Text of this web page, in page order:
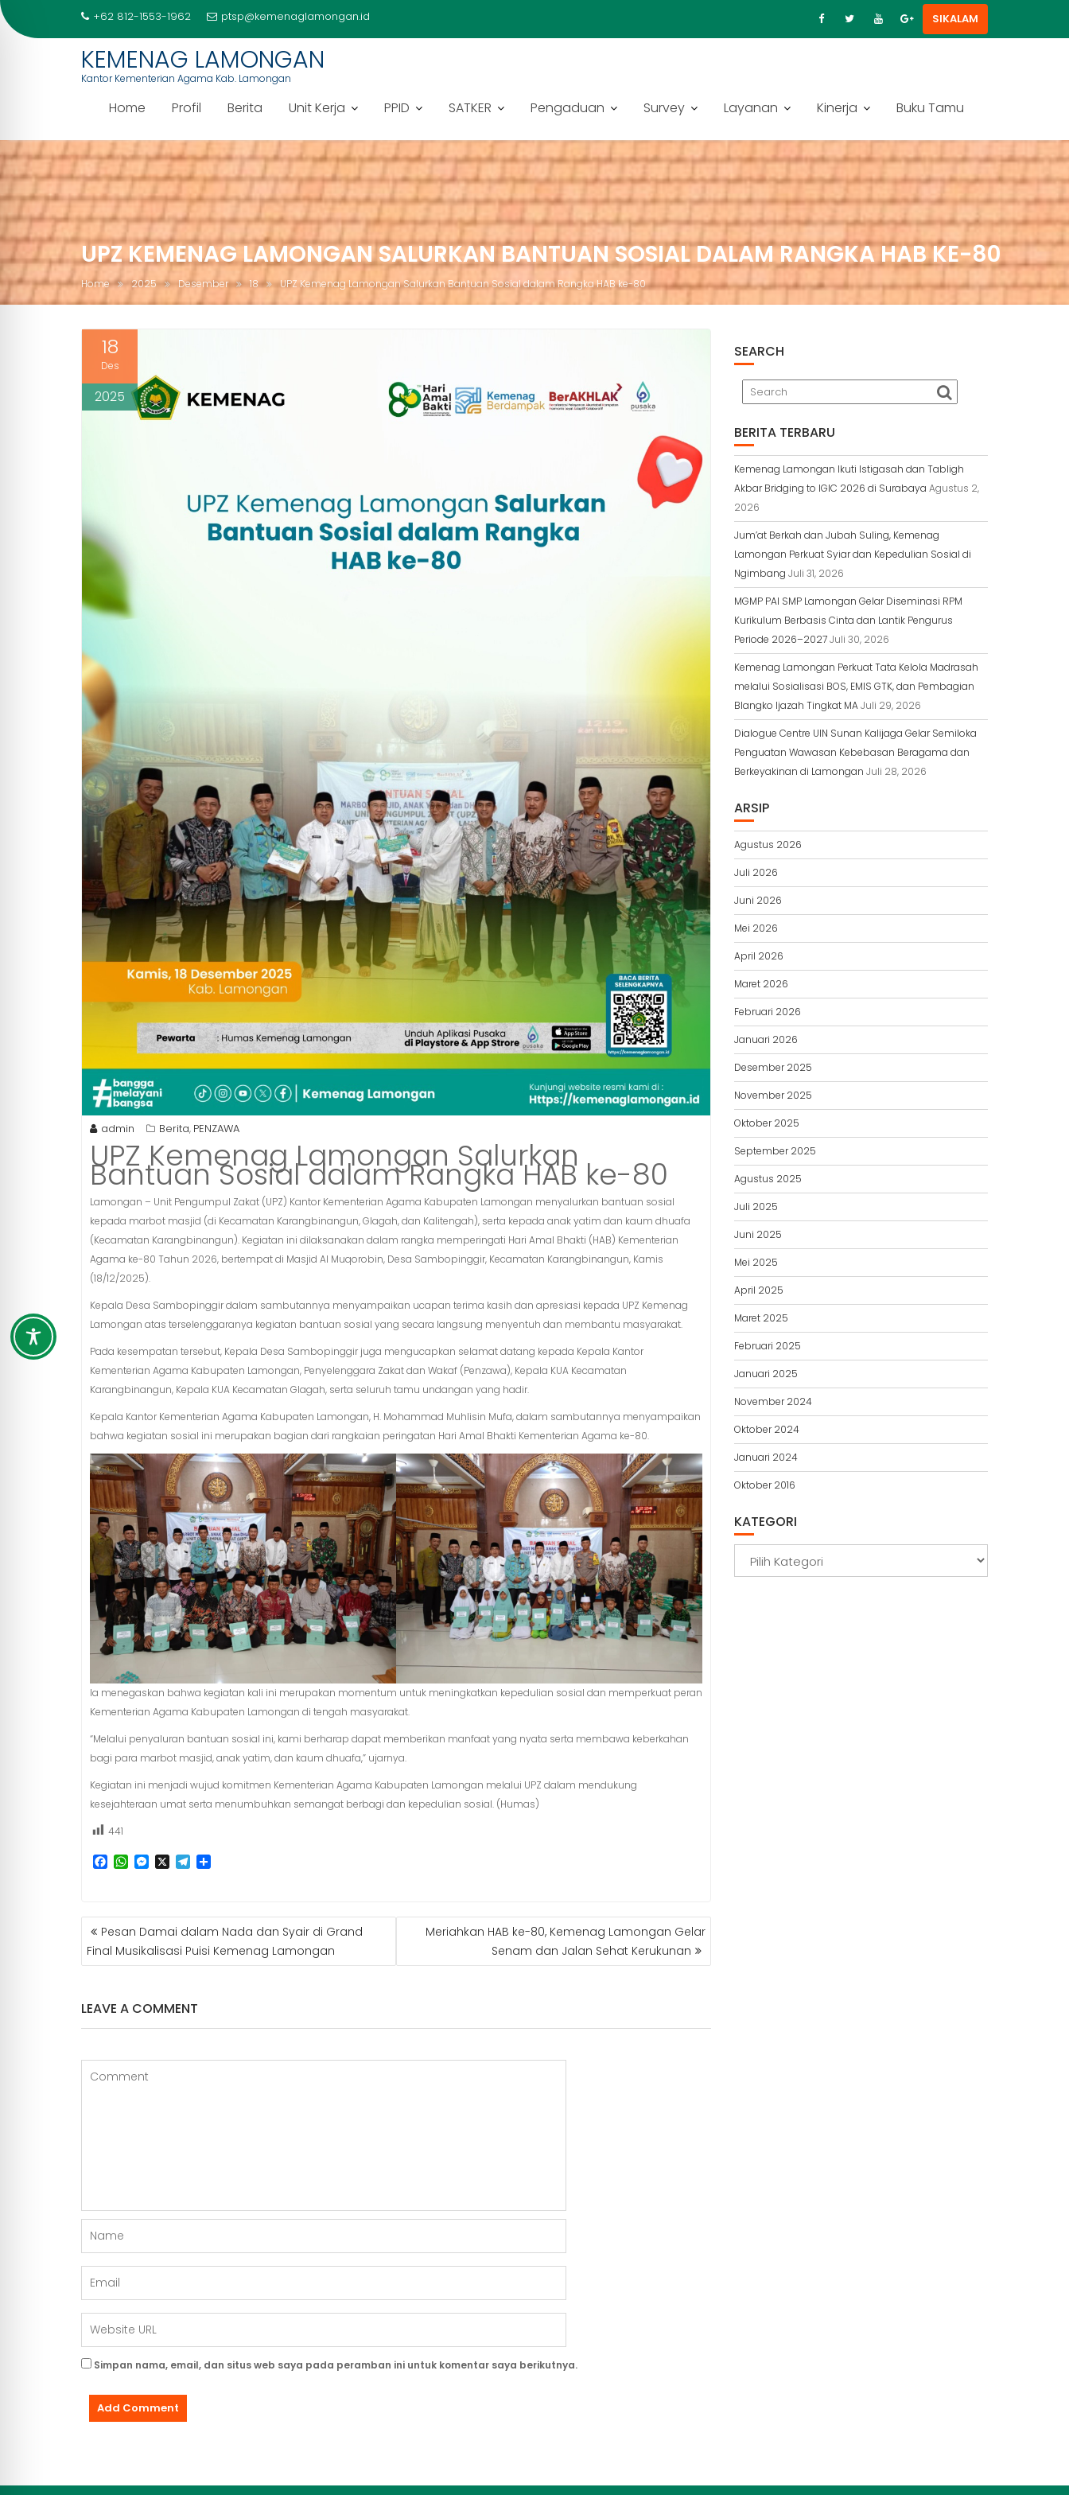
+62 812-1553-1962 ptsp@kemenaglamongan.id SIKALAM
KEMENAG LAMONGAN
Kantor Kementerian Agama Kab. Lamongan
Home Profil Berita Unit Kerja PPID SATKER Pengaduan Survey Layanan Kinerja Buku Tamu
UPZ KEMENAG LAMONGAN SALURKAN BANTUAN SOSIAL DALAM RANGKA HAB KE-80
Home 2025 Desember 18 UPZ Kemenag Lamongan Salurkan Bantuan Sosial dalam Rangka HAB ke-80
18
Des
2025
admin Berita, PENZAWA
UPZ Kemenag Lamongan Salurkan
Bantuan Sosial dalam Rangka HAB ke-80
Lamongan – Unit Pengumpul Zakat (UPZ) Kantor Kementerian Agama Kabupaten Lamongan menyalurkan bantuan sosial
kepada marbot masjid (di Kecamatan Karangbinangun, Glagah, dan Kalitengah), serta kepada anak yatim dan kaum dhuafa
(Kecamatan Karangbinangun). Kegiatan ini dilaksanakan dalam rangka memperingati Hari Amal Bhakti (HAB) Kementerian
Agama ke-80 Tahun 2026, bertempat di Masjid Al Muqorobin, Desa Sambopinggir, Kecamatan Karangbinangun, Kamis
(18/12/2025).
Kepala Desa Sambopinggir dalam sambutannya menyampaikan ucapan terima kasih dan apresiasi kepada UPZ Kemenag
Lamongan atas terselenggaranya kegiatan bantuan sosial yang secara langsung menyentuh dan membantu masyarakat.
Pada kesempatan tersebut, Kepala Desa Sambopinggir juga mengucapkan selamat datang kepada Kepala Kantor
Kementerian Agama Kabupaten Lamongan, Penyelenggara Zakat dan Wakaf (Penzawa), Kepala KUA Kecamatan
Karangbinangun, Kepala KUA Kecamatan Glagah, serta seluruh tamu undangan yang hadir.
Kepala Kantor Kementerian Agama Kabupaten Lamongan, H. Mohammad Muhlisin Mufa, dalam sambutannya menyampaikan
bahwa kegiatan sosial ini merupakan bagian dari rangkaian peringatan Hari Amal Bhakti Kementerian Agama ke-80.
Ia menegaskan bahwa kegiatan kali ini merupakan momentum untuk meningkatkan kepedulian sosial dan memperkuat peran
Kementerian Agama Kabupaten Lamongan di tengah masyarakat.
“Melalui penyaluran bantuan sosial ini, kami berharap dapat memberikan manfaat yang nyata serta membawa keberkahan
bagi para marbot masjid, anak yatim, dan kaum dhuafa,” ujarnya.
Kegiatan ini menjadi wujud komitmen Kementerian Agama Kabupaten Lamongan melalui UPZ dalam mendukung
kesejahteraan umat serta menumbuhkan semangat berbagi dan kepedulian sosial. (Humas)
441
b
o
o
k
W
s
A
p
p
M
e
n
g
e
X T
g
r
a
m
e
NAVIGASI
POSPesan Damai dalam Nada dan Syair di Grand
Final Musikalisasi Puisi Kemenag Lamongan
Meriahkan HAB ke-80, Kemenag Lamongan Gelar
Senam dan Jalan Sehat Kerukunan
LEAVE A COMMENT
Simpan nama, email, dan situs web saya pada peramban ini untuk komentar saya berikutnya.
SEARCH
BERITA TERBARU
Kemenag Lamongan Ikuti Istigasah dan Tabligh
Akbar Bridging to IGIC 2026 di Surabaya Agustus 2,
2026
Jum’at Berkah dan Jubah Suling, Kemenag
Lamongan Perkuat Syiar dan Kepedulian Sosial di
Ngimbang Juli 31, 2026
MGMP PAI SMP Lamongan Gelar Diseminasi RPM
Kurikulum Berbasis Cinta dan Lantik Pengurus
Periode 2026–2027Juli 30, 2026
Kemenag Lamongan Perkuat Tata Kelola Madrasah
melalui Sosialisasi BOS, EMIS GTK, dan Pembagian
Blangko Ijazah Tingkat MAJuli 29, 2026
Dialogue Centre UIN Sunan Kalijaga Gelar Semiloka
Penguatan Wawasan Kebebasan Beragama dan
Berkeyakinan di Lamongan Juli 28, 2026
ARSIP
Agustus 2026
Juli 2026
Juni 2026
Mei 2026
April 2026
Maret 2026
Februari 2026
Januari 2026
Desember 2025
November 2025
Oktober 2025
September 2025
Agustus 2025
Juli 2025
Juni 2025
Mei 2025
April 2025
Maret 2025
Februari 2025
Januari 2025
November 2024
Oktober 2024
Januari 2024
Oktober 2016
KATEGORI